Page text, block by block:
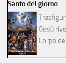
Santo del giorno
Gesù
Corpo